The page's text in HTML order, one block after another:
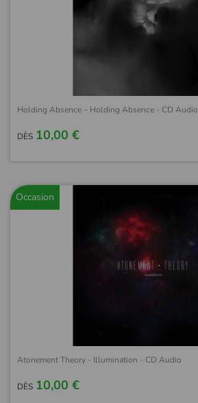
Holding Absence – Holding Absence - CD Audio
DÈS 10,00 €
Occasion
Atonement Theory - Illumination - CD Audio
DÈS 10,00 €